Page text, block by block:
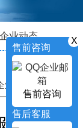
企业动态
业邮箱 ->新闻资讯
务商分析
X
售前咨询
售前咨询
售后客服